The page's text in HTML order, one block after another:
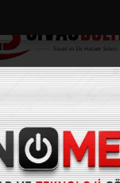
ASAYIŞ